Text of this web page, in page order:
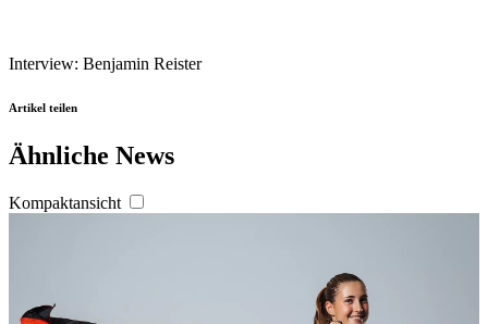
Interview: Benjamin Reister
Artikel teilen
Ähnliche News
Kompaktansicht